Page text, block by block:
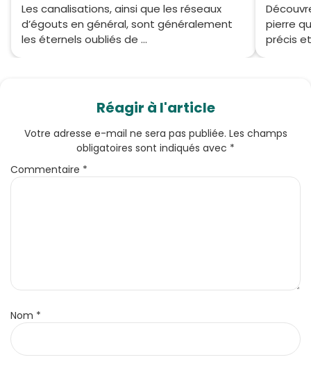
Les canalisations, ainsi que les réseaux
d’égouts en général, sont généralement
les éternels oubliés de ...
pierre
précis
Réagir à l'article
Votre adresse e-mail ne sera pas publiée. Les champs
obligatoires sont indiqués avec *
Commentaire *
Nom *